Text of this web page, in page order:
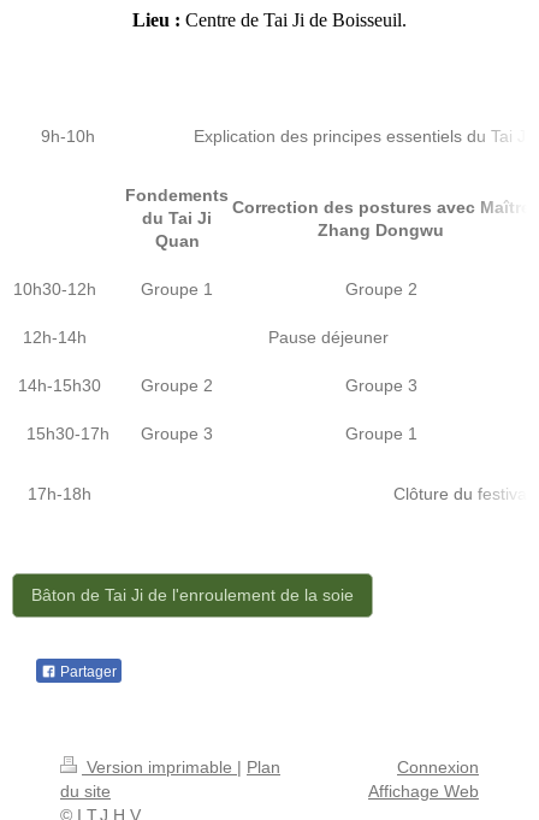
Lieu : Centre de Tai Ji de Boisseuil.
9h-10h Explication des principes essentiels du Tai
Fondements
du Tai Ji
Quan
Correction des postures avec Maître
Zhang Dongwu
10h30-12h Groupe 1 Groupe 2
12h-14h Pause déjeuner
14h-15h30 Groupe 2 Groupe 3
15h30-17h Groupe 3 Groupe 1
17h-18h Clôture du festival
Bâton de Tai Ji de l'enroulement de la soie
Partager
Version imprimable | Plan
du site
© I.T.J.H.V.
Connexion
Affichage Web